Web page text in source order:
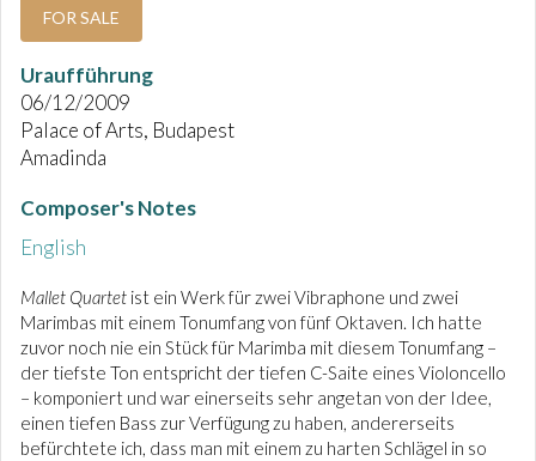
FOR SALE
Uraufführung
06/12/2009
Palace of Arts, Budapest
Amadinda
Composer's Notes
English
Mallet Quartet ist ein Werk für zwei Vibraphone und zwei
Marimbas mit einem Tonumfang von fünf Oktaven. Ich hatte
zuvor noch nie ein Stück für Marimba mit diesem Tonumfang –
der tiefste Ton entspricht der tiefen C-Saite eines Violoncello
– komponiert und war einerseits sehr angetan von der Idee,
einen tiefen Bass zur Verfügung zu haben, andererseits
befürchtete ich, dass man mit einem zu harten Schlägel in so